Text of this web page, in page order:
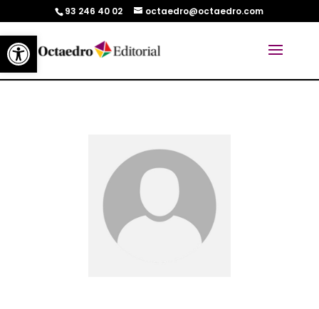
Abrir barra de herramientas
93 246 40 02 octaedro@octaedro.com